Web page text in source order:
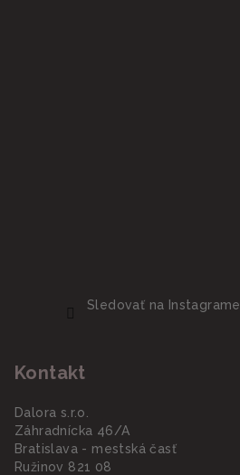
Sledovať na Instagrame
Kontakt
Dalora s.r.o.
Záhradnícka 46/A
Bratislava - mestská časť
Ružinov 821 08